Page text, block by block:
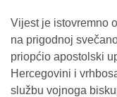
Vijest je istovremno
na prigodnoj
priopćio apostolski
Hercegovini i
službu vojnoga